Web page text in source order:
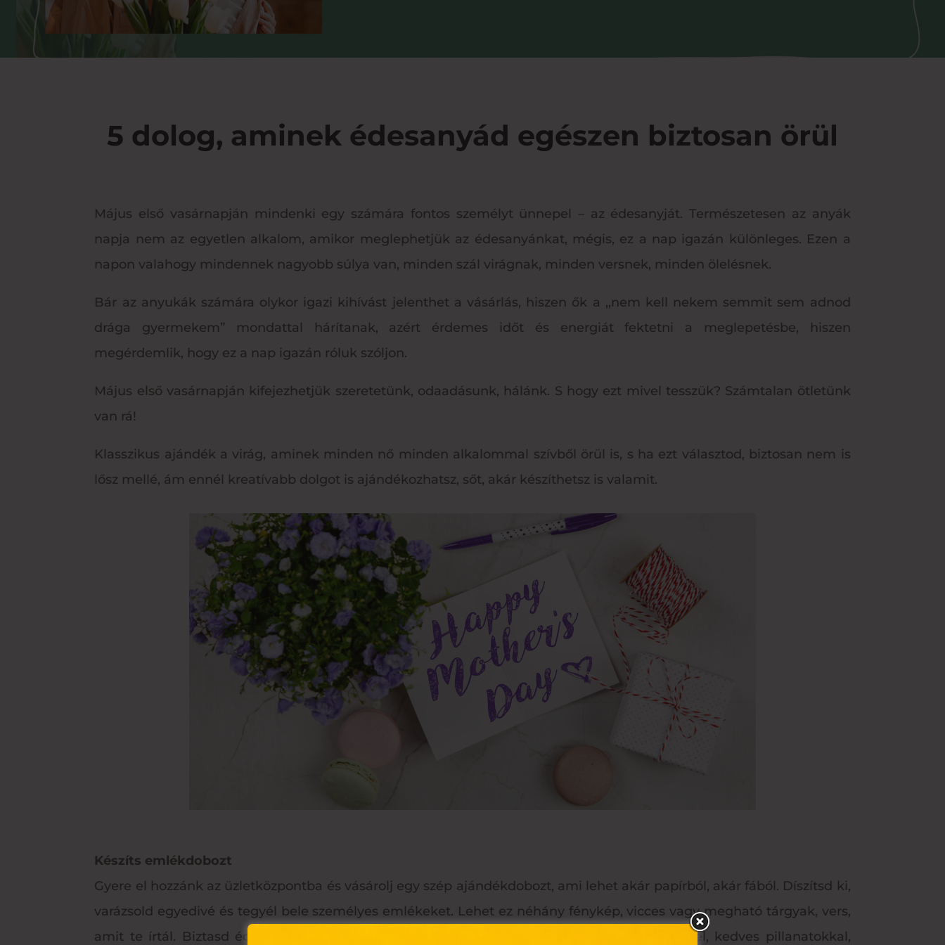
5 dolog, aminek édesanyád egészen biztosan örül
Május első vasárnapján mindenki egy számára fontos személyt ünnepel – az édesanyját. Természetesen az anyák
napja nem az egyetlen alkalom, amikor meglephetjük az édesanyánkat, mégis, ez a nap igazán különleges. Ezen a
napon valahogy mindennek nagyobb súlya van, minden szál virágnak, minden versnek, minden ölelésnek.
Bár az anyukák számára olykor igazi kihívást jelenthet a vásárlás, hiszen ők a ,,nem kell nekem semmit sem adnod
drága gyermekem” mondattal hárítanak, azért érdemes időt és energiát fektetni a meglepetésbe, hiszen
megérdemlik, hogy ez a nap igazán róluk szóljon.
Május első vasárnapján kifejezhetjük szeretetünk, odaadásunk, hálánk. S hogy ezt mivel tesszük? Számtalan ötletünk
van rá!
Klasszikus ajándék a virág, aminek minden nő minden alkalommal szívből örül is, s ha ezt választod, biztosan nem is
lősz mellé, ám ennél kreatívabb dolgot is ajándékozhatsz, sőt, akár készíthetsz is valamit.
Készíts emlékdobozt
Gyere el hozzánk az üzletközpontba és vásárolj egy szép ajándékdobozt, ami lehet akár papírból, akár fából. Díszítsd ki,
varázsold egyedivé és tegyél bele személyes emlékeket. Lehet ez néhány fénykép, vicces vagy megható tárgyak, vers,
amit te írtál. Biztasd édesanyád, hogy folytassa ő, pakolja tele a dobozt jövendő emlékekkel, kedves pillanatokkal,